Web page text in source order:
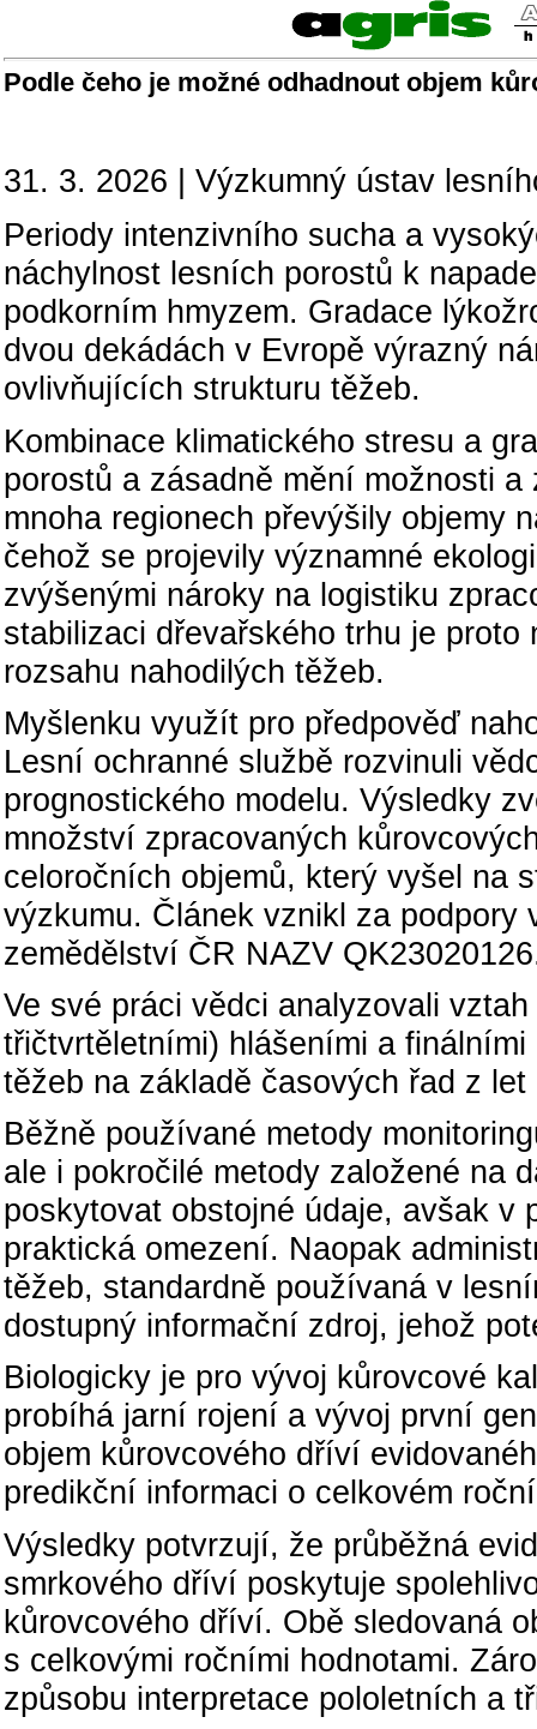
Podle čeho je možné odhadnout objem
31. 3. 2026 | Výzkumný ústav
Periody intenzivního sucha a
náchylnost lesních porostů k
podkorním hmyzem. Gradace
dvou dekádách v Evropě výrazný
ovlivňujících strukturu těžeb.
Kombinace klimatického stresu a
porostů a zásadně mění možnosti
mnoha regionech převýšily objemy
čehož se projevily významné
zvýšenými nároky na logistiku
stabilizaci dřevařského trhu je
rozsahu nahodilých těžeb.
Myšlenku využít pro předpověď
Lesní ochranné službě rozvinuli
prognostického modelu. Výsledky
množství zpracovaných
celoročních objemů, který vyšel na
výzkumu. Článek vznikl za podpory
zemědělství ČR NAZV
Ve své práci vědci analyzovali
třičtvrtěletními) hlášeními a
těžeb na základě časových řad z let
Běžně používané metody
ale i pokročilé metody založené na
poskytovat obstojné údaje, avšak v
praktická omezení. Naopak
těžeb, standardně používaná v
dostupný informační zdroj, jehož
Biologicky je pro vývoj kůrovcové
probíhá jarní rojení a vývoj první
objem kůrovcového dříví
predikční informaci o celkovém
Výsledky potvrzují, že průběžná
smrkového dříví poskytuje
kůrovcového dříví. Obě sledovaná
s celkovými ročními hodnotami.
způsobu interpretace pololetních a